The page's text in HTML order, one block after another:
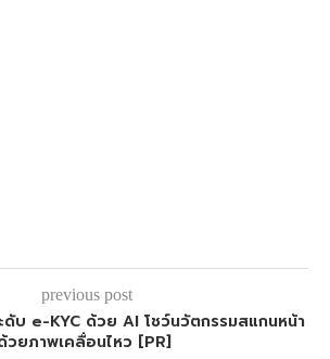
previous post
ดับ e-KYC ด้วย AI โชว์นวัตกรรมสแกนหน้า
วยภาพเคลื่อนไหว [PR]